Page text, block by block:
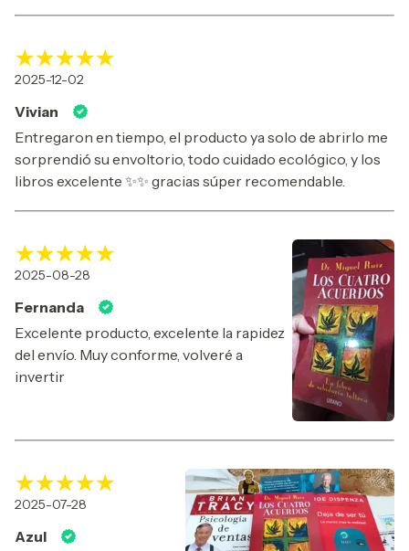
2025-12-02
Vivian
Entregaron en tiempo, el producto ya solo de abrirlo me
sorprendió su envoltorio, todo cuidado ecológico, y los
libros excelente ✨✨ gracias súper recomendable.
2025-08-28
Fernanda
Excelente producto, excelente la rapidez
del envío. Muy conforme, volveré a
invertir
2025-07-28
Azul